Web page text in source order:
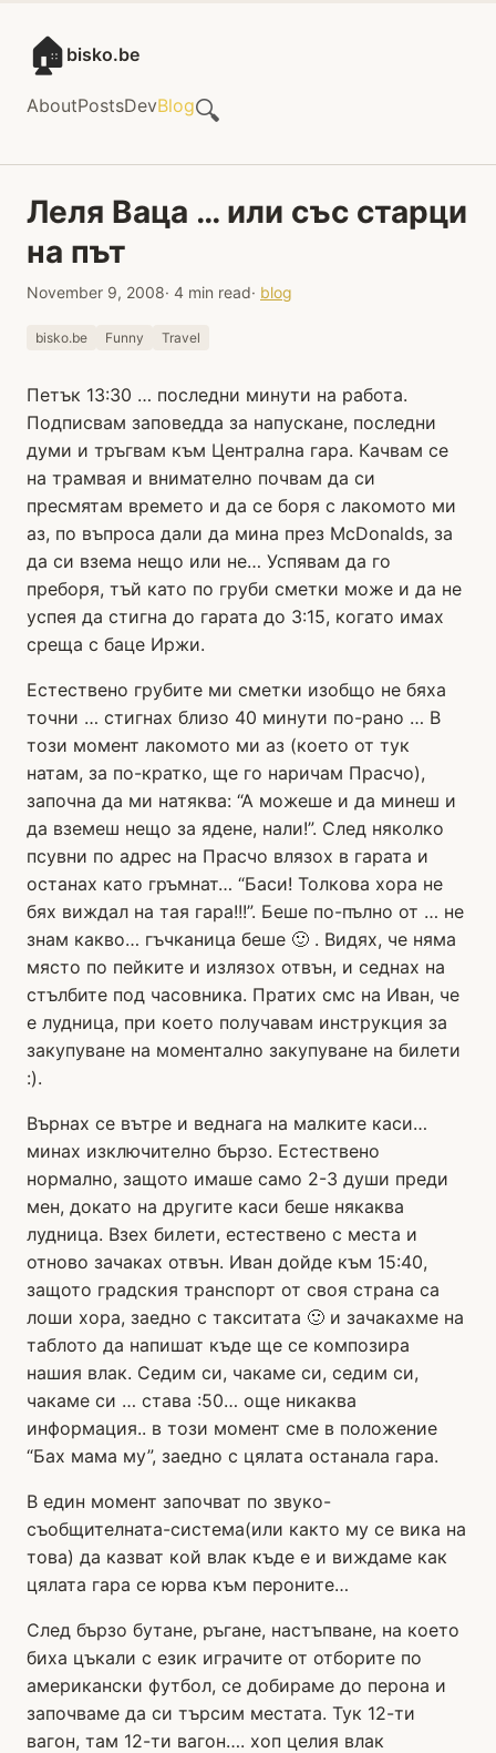
🏠 bisko.be
AboutPostsDevBlog🔍
Леля Ваца … или със старци
на път
November 9, 2008· 4 min read· blog
bisko.be Funny Travel
Петък 13:30 … последни минути на работа.
Подписвам заповедда за напускане, последни
думи и тръгвам към Централна гара. Качвам се
на трамвая и внимателно почвам да си
пресмятам времето и да се боря с лакомото ми
аз, по въпроса дали да мина през McDonalds, за
да си взема нещо или не… Успявам да го
преборя, тъй като по груби сметки може и да не
успея да стигна до гарата до 3:15, когато имах
среща с баце Иржи.
Естествено грубите ми сметки изобщо не бяха
точни … стигнах близо 40 минути по-рано … В
този момент лакомото ми аз (което от тук
натам, за по-кратко, ще го наричам Прасчо),
започна да ми натяква: “А можеше и да минеш и
да вземеш нещо за ядене, нали!”. След няколко
псувни по адрес на Прасчо влязох в гарата и
останах като гръмнат… “Баси! Толкова хора не
бях виждал на тая гара!!!”. Беше по-пълно от … не
знам какво… гъчканица беше 🙂 . Видях, че няма
място по пейките и излязох отвън, и седнах на
стълбите под часовника. Пратих смс на Иван, че
е лудница, при което получавам инструкция за
закупуване на моментално закупуване на билети
:).
Върнах се вътре и веднага на малките каси…
минах изключително бързо. Естествено
нормално, защото имаше само 2-3 души преди
мен, докато на другите каси беше някаква
лудница. Взех билети, естествено с места и
отново зачаках отвън. Иван дойде към 15:40,
защото градския транспорт от своя страна са
лоши хора, заедно с такситата 🙂 и зачакахме на
таблото да напишат къде ще се композира
нашия влак. Седим си, чакаме си, седим си,
чакаме си … става :50… още никаква
информация.. в този момент сме в положение
“Бах мама му”, заедно с цялата останала гара.
В един момент започват по звуко-
съобщителната-система(или както му се вика на
това) да казват кой влак къде е и виждаме как
цялата гара се юрва към пероните…
След бързо бутане, ръгане, настъпване, на което
биха цъкали с език играчите от отборите по
американски футбол, се добираме до перона и
започваме да си търсим местата. Тук 12-ти
вагон, там 12-ти вагон…. хоп целия влак